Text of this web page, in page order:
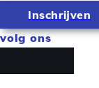
Inschrijven
volg ons